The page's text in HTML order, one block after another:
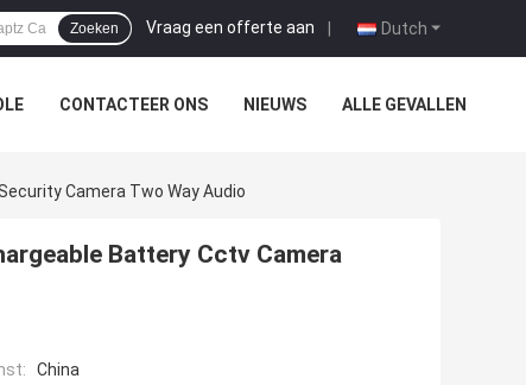
Dutch
Vraag een offerte aan |
Zoeken
CONTACTEER ONS NIEUWS ALLE GEVALLEN
Camera Two Way Audio
Battery Cctv Camera
China